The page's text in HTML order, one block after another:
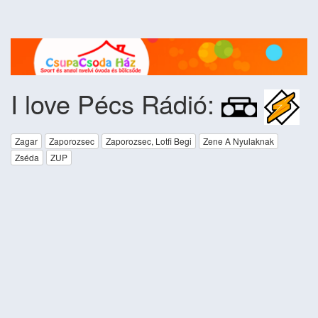
I love Pécs Rádió:
Zagar Zaporozsec Zaporozsec, Lotfi Begi
Zene A Nyulaknak
Zséda
ZUP